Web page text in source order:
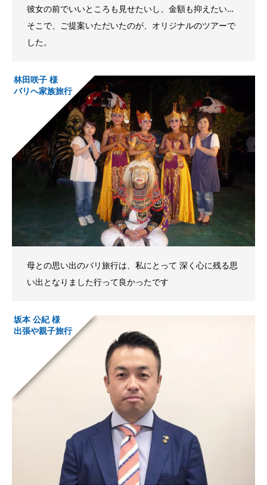
彼女の前でいいところも見せたいし、金額も抑えたい…
そこで、ご提案いただいたのが、オリジナルのツアーで
した。
林田咲子 様
バリへ家族旅行
母との思い出のバリ旅行は、私にとって 深く心に残る思
い出となりました行って良かったです
坂本 公紀 様
出張や親子旅行